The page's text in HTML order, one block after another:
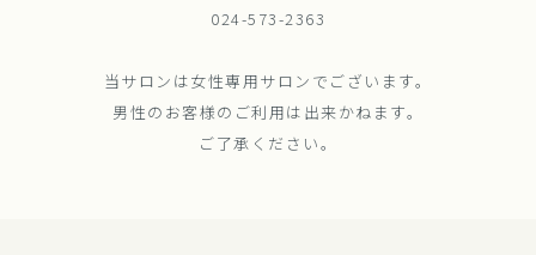
024-573-2363
当サロンは女性専用サロンでございます。
男性のお客様のご利用は出来かねます。
ご了承ください。